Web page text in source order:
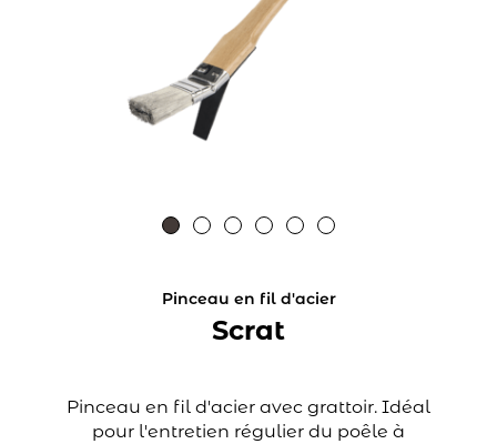
Pinceau en fil d'acier
Scrat
Pinceau en fil d'acier avec grattoir. Idéal
pour l'entretien régulier du poêle à